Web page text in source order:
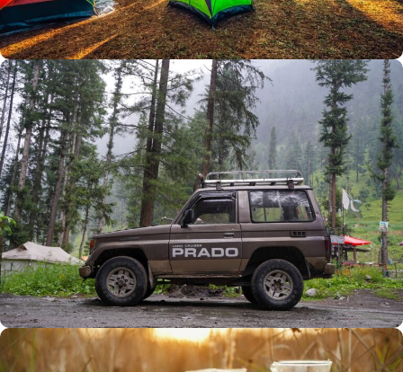
Büyük Yaz İndirimi
0
Günler
00
Hr
00
Min
00
SSK
Alışverişe Başla
ARAÇ AKSESUARLARI